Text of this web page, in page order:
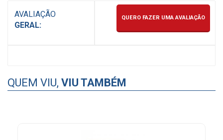
AVALIAÇÃO
GERAL:
QUERO FAZER UMA AVALIAÇÃO
QUEM VIU, VIU TAMBÉM